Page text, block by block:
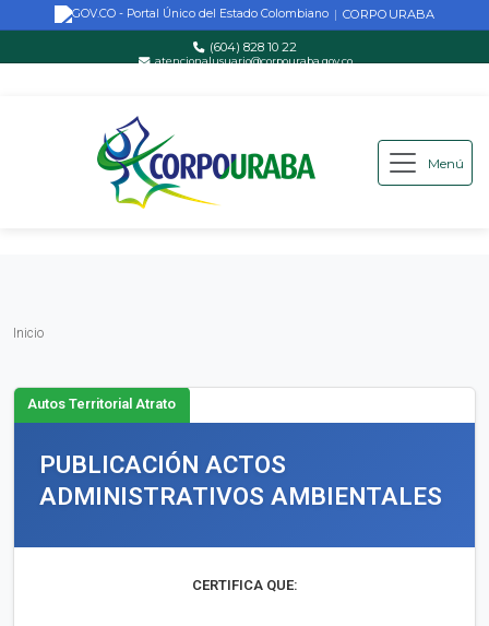
Saltar al contenido principal
| CORPOURABA
(604) 828 10 22
atencionalusuario@corpouraba.gov.co
Menú
Inicio
Autos Territorial Atrato
PUBLICACIÓN ACTOS
ADMINISTRATIVOS AMBIENTALES
CERTIFICA QUE: